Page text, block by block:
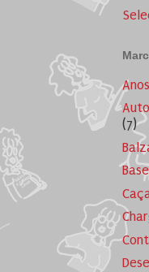
(7)